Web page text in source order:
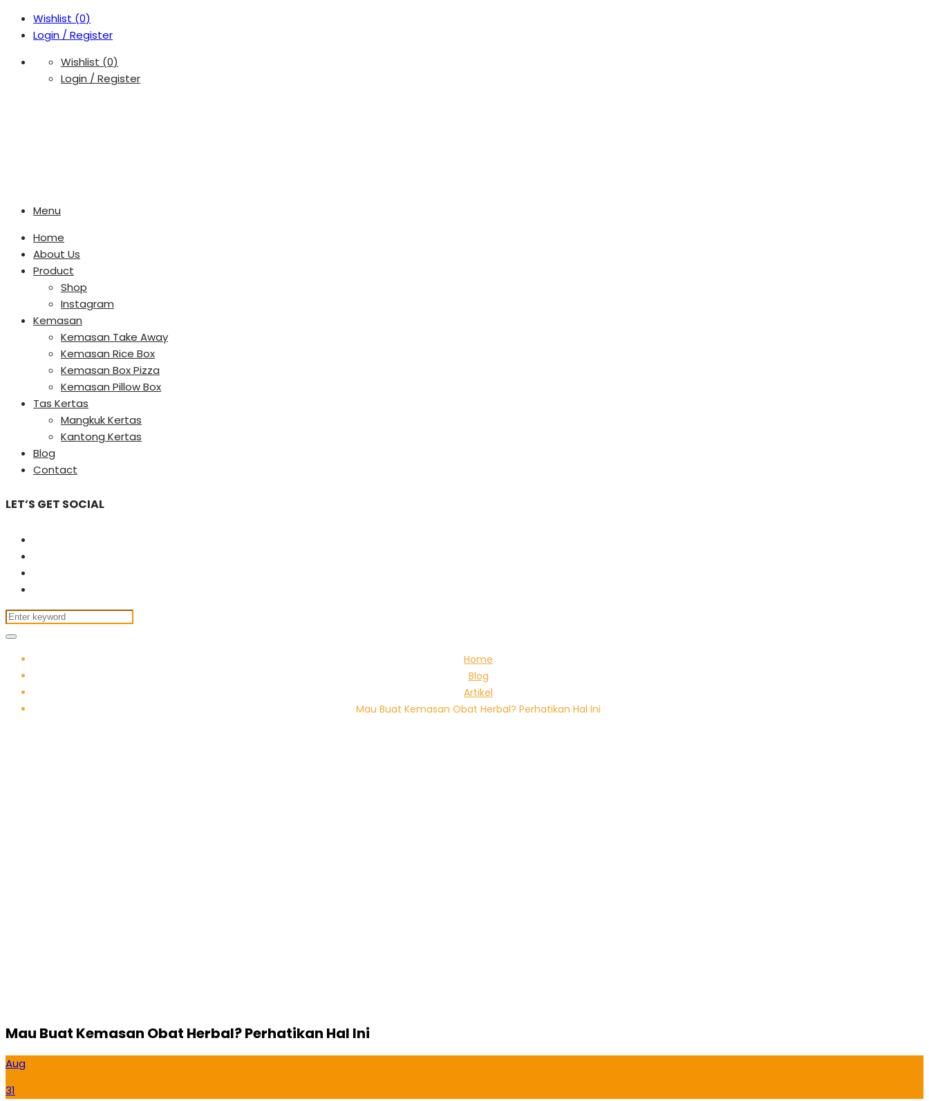
Wishlist (0)
Login / Register
Wishlist (0)
Login / Register
Menu
Home
About Us
Product
Shop
Instagram
Kemasan
Kemasan Take Away
Kemasan Rice Box
Kemasan Box Pizza
Kemasan Pillow Box
Tas Kertas
Mangkuk Kertas
Kantong Kertas
Blog
Contact
LET’S GET SOCIAL
Home
Blog
Artikel
Mau Buat Kemasan Obat Herbal? Perhatikan Hal Ini
Mau Buat Kemasan Obat Herbal? Perhatikan Hal Ini
Aug
31